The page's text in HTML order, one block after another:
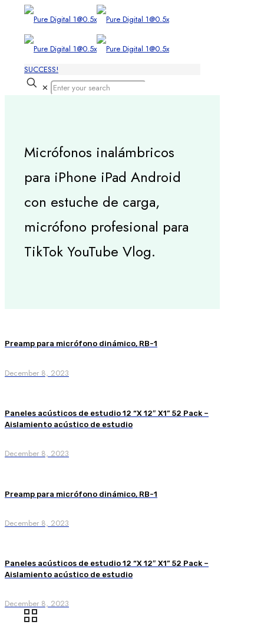
SUCCESS!
✕
Micrófonos inalámbricos
para iPhone iPad Android
con estuche de carga,
micrófono profesional para
TikTok YouTube Vlog.
Preamp para micrófono dinámico, RB-1
December 8, 2023
Paneles acústicos de estudio 12 “X 12″ X1” 52 Pack –
Aislamiento acústico de estudio
December 8, 2023
Preamp para micrófono dinámico, RB-1
December 8, 2023
Paneles acústicos de estudio 12 “X 12″ X1” 52 Pack –
Aislamiento acústico de estudio
December 8, 2023